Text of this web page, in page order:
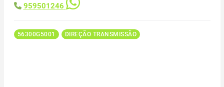
959501246
56300G5001 DIREÇÃO TRANSMISSÃO